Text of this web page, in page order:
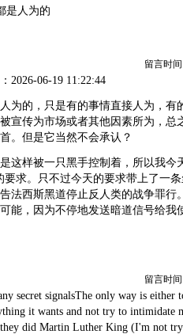
是人为的
留言时间
2026-06-19 11:22:44
为的，只是有的事情直接人为，有
宣传为市场或者其他因素所为，总
。但是它当然不会承认？
这样被一只黑手控制着，所以我今
要求。只不过今天的要求带上了一
法西斯黑道停止反人类的战争罪行
能，因为不停地发送暗道信号给我
留言时间
secret signalsThe only way is either
it wants and not try to intimidate
did Martin Luther King (I'm not